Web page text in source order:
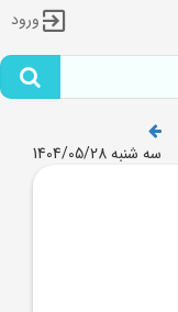
ورود
سه شنبه 1404/05/28